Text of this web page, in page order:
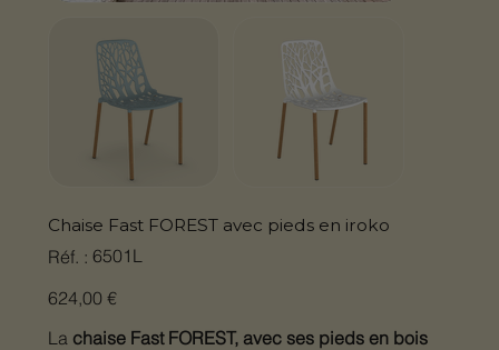
Chaise Fast FOREST avec pieds en iroko
Réf. : SKU
6501L
6501L
Prix
624,00 €
La chaise Fast FOREST, avec ses pieds en bois